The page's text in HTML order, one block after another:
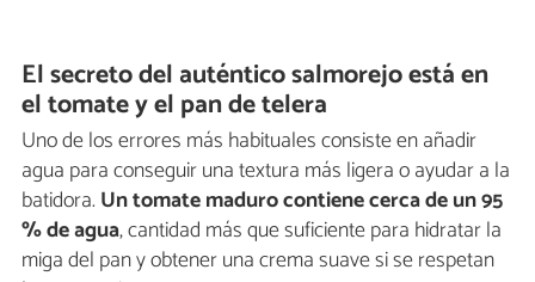
El secreto del auténtico salmorejo está en
el tomate y el pan de telera
Uno de los errores más habituales consiste en añadir
agua para conseguir una textura más ligera o ayudar a la
batidora. Un tomate maduro contiene cerca de un 95
% de agua, cantidad más que suficiente para hidratar la
miga del pan y obtener una crema suave si se respetan